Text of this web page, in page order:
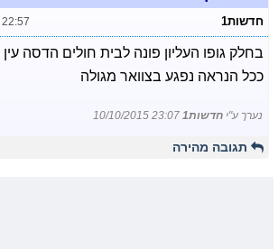
חדשות1
בחלק גופו העליון פונה לבית חולים הדסה
ככל הנראה נפגע בצוואר מגולה
נערך ע"י חדשות1 10/10/2015 23:07
תגובה מהירה